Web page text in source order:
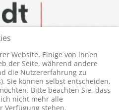
Website. Einige von ihnen
der Seite, während andere
die Nutzererfahrung zu
Sie können selbst entscheiden,
Bitte beachten Sie, dass
nicht mehr alle
Verfügung stehen.